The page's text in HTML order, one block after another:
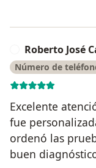
Roberto José
Número de
Excelente
fue
ordenó las
buen